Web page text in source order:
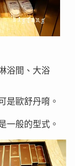
浴間、大浴
是歐舒丹唷。
一般的型式。